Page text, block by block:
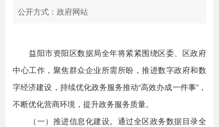
公开方式：政府网站
益阳市资阳区数据局全年将紧紧围绕区委、区政府
中心工作，聚焦群众企业所需所盼，推进数字政府和数
字经济建设，持续优化政务服务推动“高效办成一件事”，
不断优化营商环境，提升政务服务质量。
（一）推进信息化建设。通过全区政务数据目录全